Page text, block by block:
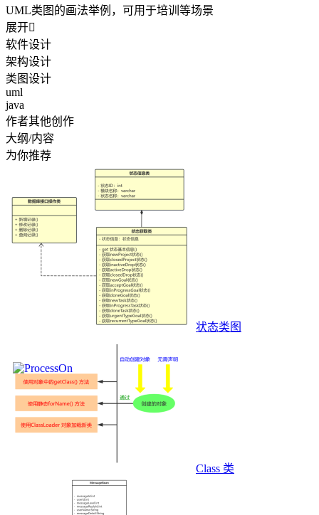
UML类图的画法举例，可用于培训等场景
展开
软件设计
架构设计
类图设计
uml
java
作者其他创作
大纲/内容
为你推荐
状态类图
Class 类